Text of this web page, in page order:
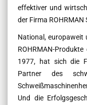
effektiver und
der Firma ROHRMAN
National, europaweit
ROHRMAN-
1977, hat sich die
Partner des
Und die